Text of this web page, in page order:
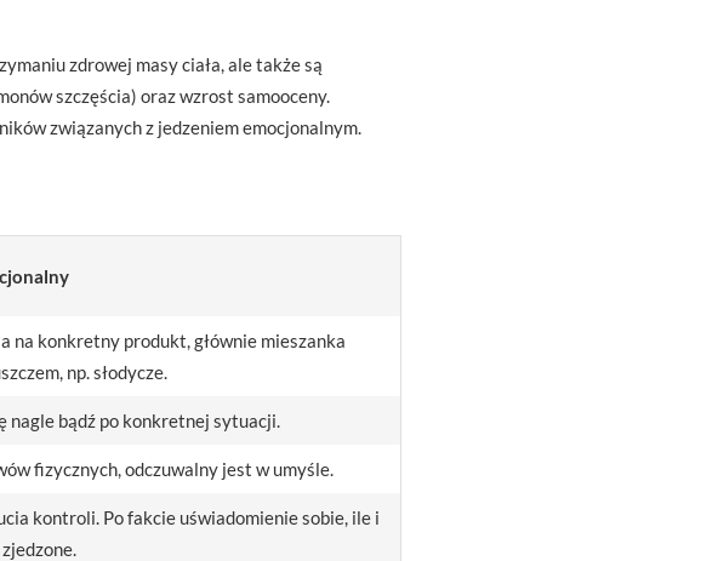
zdrowej masy ciała, ale także są
szczęścia) oraz wzrost samooceny.
związanych z jedzeniem emocjonalnym.
na konkretny produkt, głównie mieszanka
np. słodycze.
nagle bądź po konkretnej sytuacji.
fizycznych, odczuwalny jest w umyśle.
kontroli. Po fakcie uświadomienie sobie, ile i